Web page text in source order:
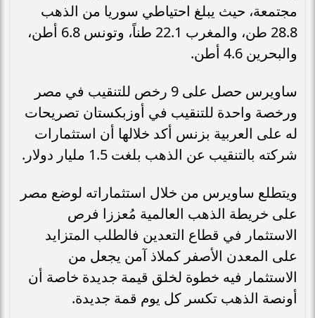
مجتمعة، حيث يبلغ احتياطي سوريا من الذهب
28.8 طن، والمغرب 22.1 طناً، وتونس 6.8 أطن،
والبحرين 4.6 أطن.
ساويرس حصل على 9 رخص للتنقيب في مصر
ورخصة واحدة للتنقيب في أوزبكستان تصريحات
له على العربية بزنس أكد خلالها أن استثمارات
شركته بالتنقيب عن الذهب بلغت 1.5 مليار دولار.
ويتطلع ساويرس من خلال استثماراته لوضع مصر
على خريطة الذهب العالمية مُعززا فرص
الاستثمار في قطاع التعدين فالطلب المتزايد
على المعدن الأصفر كملاذ آمن يجعل من
الاستثمار فيه خطوة لخلق قيمة جديدة خاصة أن
أونصة الذهب تكسر كل يوم قمة جديدة.